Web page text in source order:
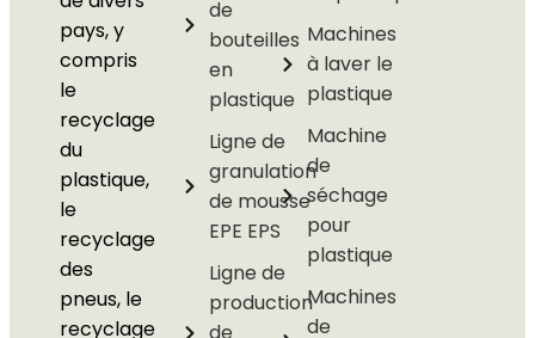
pays, y
compris
le
recyclage
du
plastique,
le
recyclage
des
pneus, le
recyclage
de
bouteilles
en
plastique
Ligne de
granulation
de mousse
EPE EPS
Ligne de
production
Machines
à laver le
plastique
Machine
de
séchage
pour
plastique
Machines
de